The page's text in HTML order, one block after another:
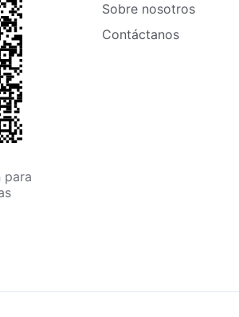
para
Sobre nosotros
Contáctanos